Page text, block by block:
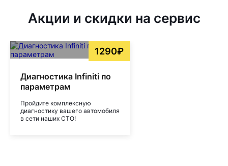
Акции и скидки на сервис
1290₽
Диагностика Infiniti по
параметрам
Пройдите комплексную
диагностику вашего автомобиля
в сети наших СТО!